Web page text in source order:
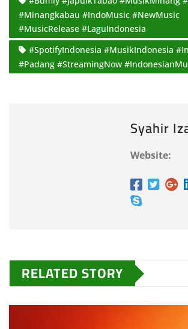
#Minangkabau #IndoMusic #NewMusic
#MusicRelease #LaguIndonesia
#SpotifyIndonesia #MusikIndonesia
#Padang #StreamingNow
Syahir
Website:
RELATED STORY